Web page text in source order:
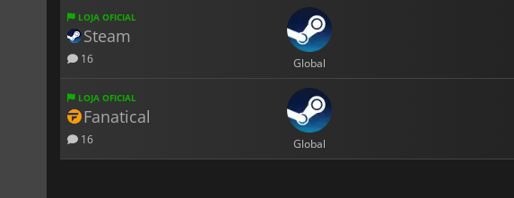
LOJA OFICIAL
Steam
16 Global
LOJA OFICIAL
Fanatical
16 Global